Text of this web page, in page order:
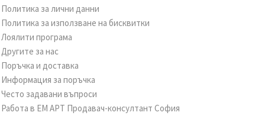
Политика за лични данни
Политика за използване на бисквитки
Лоялити програма
Другите за нас
Поръчка и доставка
Информация за поръчка
Често задавани въпроси
Работа в ЕМ АРТ Продавач-консултант София